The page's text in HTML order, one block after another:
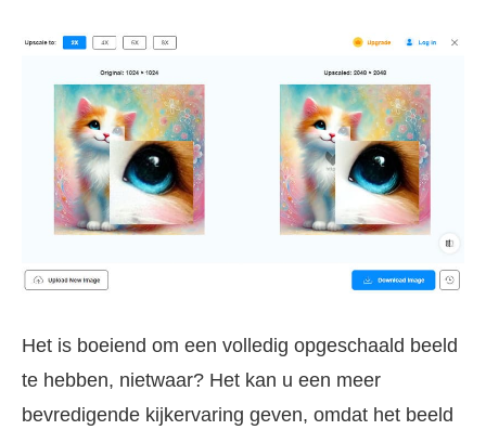
Het is boeiend om een volledig opgeschaald beeld
te hebben, nietwaar? Het kan u een meer
bevredigende kijkervaring geven, omdat het beeld